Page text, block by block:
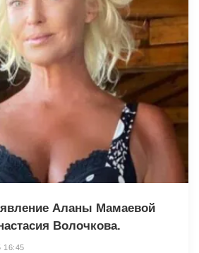
Аланы Мамаевой
Волочкова.